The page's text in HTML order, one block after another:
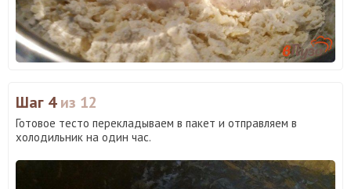
Шаг 4из 12
Готовое тесто перекладываем в пакет и отправляем в
холодильник на один час.